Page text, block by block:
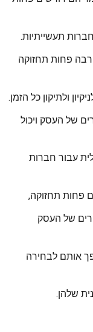
תעשייתיות.
פחות תחזוקה
ולתיקון כל הזמן.
של העסק ויכול
עבור חברות
פחות תחזוקה,
של העסק
אותם לבחירה
שלהן.